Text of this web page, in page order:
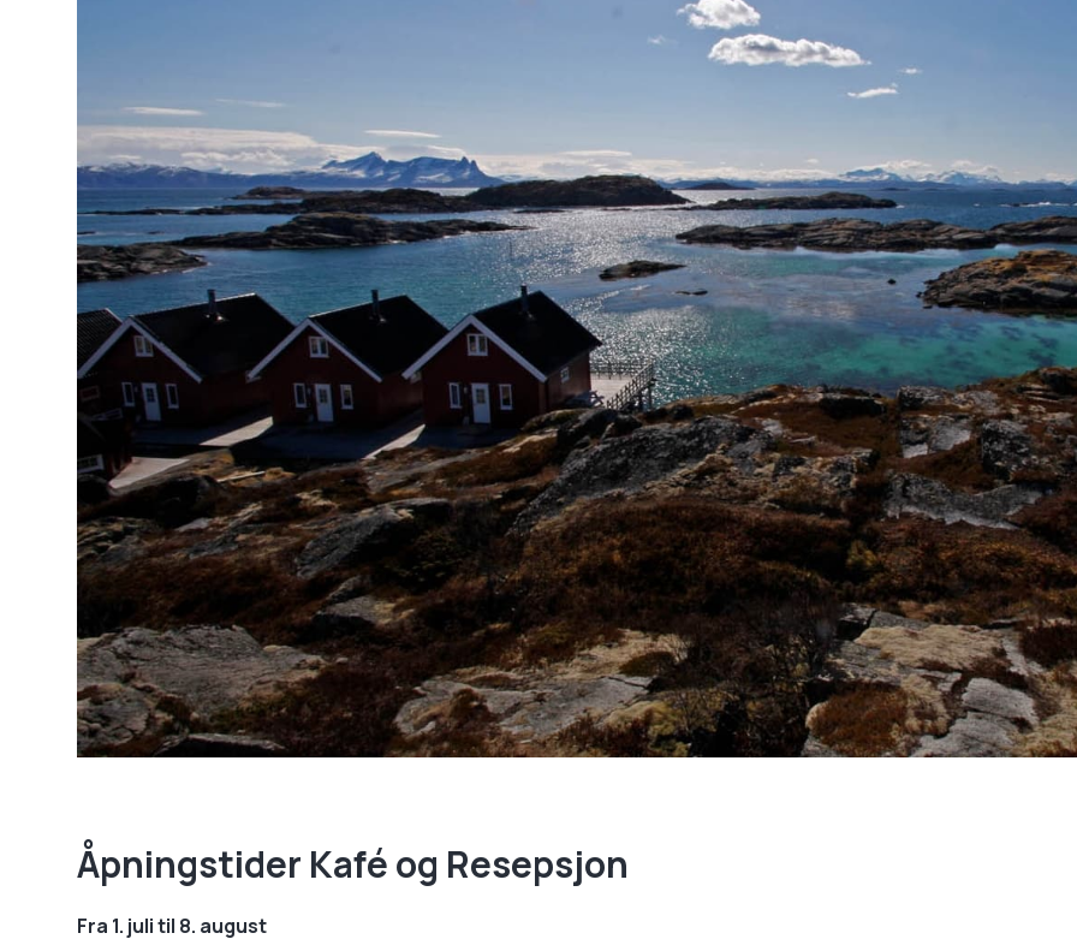
Åpningstider Kafé og Resepsjon
Fra 1. juli til 8. august